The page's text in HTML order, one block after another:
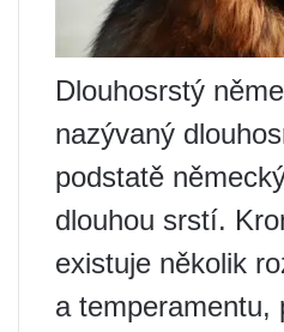
Dlouhosrstý
nazývaný
podstatě
dlouhou srstí.
existuje několik
a temperamentu,